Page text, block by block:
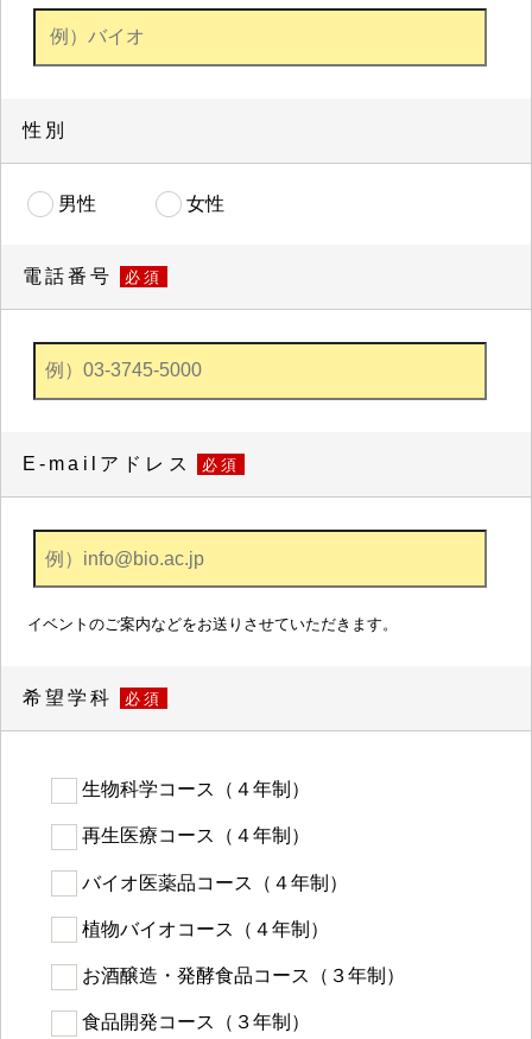
性別
男性 女性
電話番号 必須
E-mailアドレス 必須
イベントのご案内などをお送りさせていただきます。
希望学科 必須
生物科学コース（４年制）
再生医療コース（４年制）
バイオ医薬品コース（４年制）
植物バイオコース（４年制）
お酒醸造・発酵食品コース（３年制）
食品開発コース（３年制）